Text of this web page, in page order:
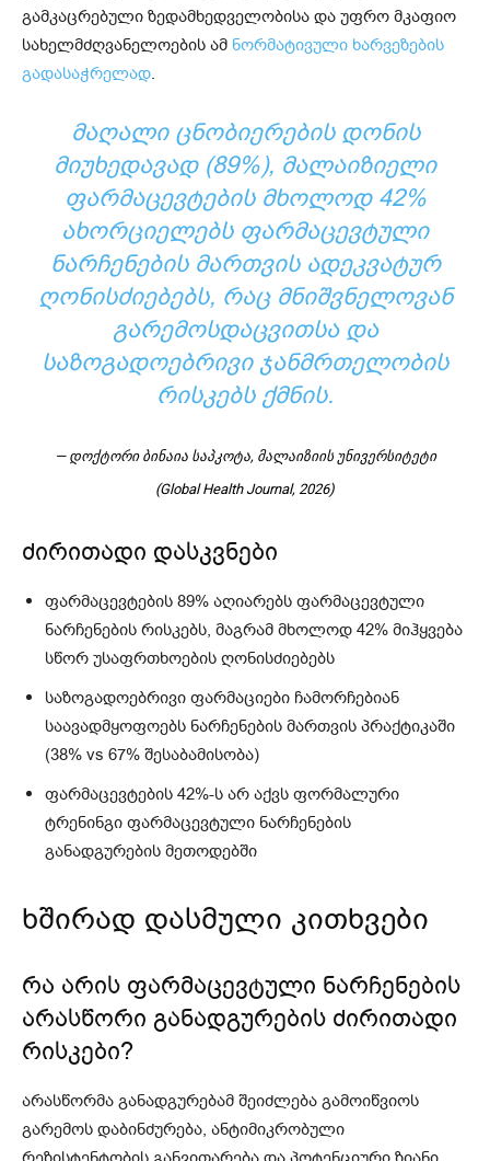
გამკაცრებული ზედამხედველობისა და უფრო მკაფიო
სახელმძღვანელოების ამ ნორმატივული ხარვეზების
გადასაჭრელად.
ᲛᲐᲦᲐᲚᲘ ᲪᲜᲝᲑᲘᲔᲠᲔᲑᲘᲡ ᲓᲝᲜᲘᲡ
ᲛᲘᲣᲮᲔᲓᲐᲕᲐᲓ (89%), ᲛᲐᲚᲐᲘᲖᲘᲔᲚᲘ
ᲤᲐᲠᲛᲐᲪᲔᲕᲢᲔᲑᲘᲡ ᲛᲮᲝᲚᲝᲓ 42%
ᲐᲮᲝᲠᲪᲘᲔᲚᲔᲑᲡ ᲤᲐᲠᲛᲐᲪᲔᲕᲢᲣᲚᲘ
ᲜᲐᲠᲩᲔᲜᲔᲑᲘᲡ ᲛᲐᲠᲗᲕᲘᲡ ᲐᲓᲔᲙᲕᲐᲢᲣᲠ
ᲦᲝᲜᲘᲡᲫᲘᲔᲑᲔᲑᲡ, ᲠᲐᲪ ᲛᲜᲘᲨᲕᲜᲔᲚᲝᲕᲐᲜ
ᲒᲐᲠᲔᲛᲝᲡᲓᲐᲪᲕᲘᲗᲡᲐ ᲓᲐ
ᲡᲐᲖᲝᲒᲐᲓᲝᲔᲑᲠᲘᲕᲘ ᲯᲐᲜᲛᲠᲗᲔᲚᲝᲑᲘᲡ
ᲠᲘᲡᲙᲔᲑᲡ ᲥᲛᲜᲘᲡ.
— დოქტორი ბინაია საპკოტა, მალაიზიის უნივერსიტეტი
(Global Health Journal, 2026)
ძირითადი დასკვნები
ფარმაცევტების 89% აღიარებს ფარმაცევტული
ნარჩენების რისკებს, მაგრამ მხოლოდ 42% მიჰყვება
სწორ უსაფრთხოების ღონისძიებებს
საზოგადოებრივი ფარმაციები ჩამორჩებიან
საავადმყოფოებს ნარჩენების მართვის პრაქტიკაში
(38% vs 67% შესაბამისობა)
ფარმაცევტების 42%-ს არ აქვს ფორმალური
ტრენინგი ფარმაცევტული ნარჩენების
განადგურების მეთოდებში
ხშირად დასმული კითხვები
რა არის ფარმაცევტული ნარჩენების
არასწორი განადგურების ძირითადი
რისკები?
არასწორმა განადგურებამ შეიძლება გამოიწვიოს
გარემოს დაბინძურება, ანტიმიკრობული